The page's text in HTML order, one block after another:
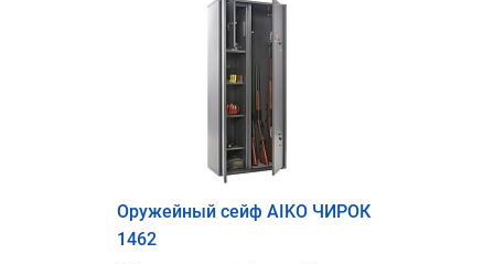
Оружейный сейф AIKO ЧИРОК
1462